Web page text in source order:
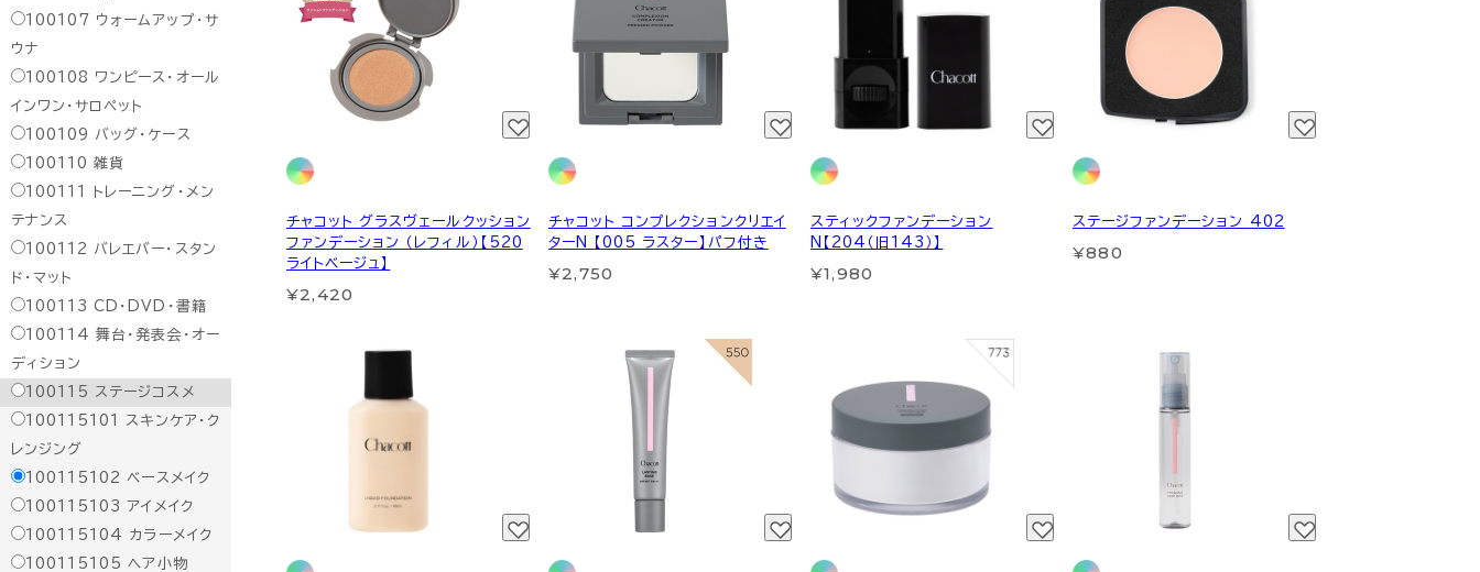
100107
ウォームアップ・サ
ウナ
100108
ワンピース・オール
インワン・サロペット
100109
バッグ・ケース
100110 雑貨
100111
トレーニング・メン
テナンス
100112
バレエバー・スタン
ド・マット
100113 CD・DVD・書籍
100114 舞台・発表会・オー
ディション
100115
ステージコスメ
100115101
スキンケア・ク
レンジング
100115102 ベースメイク
100115103 アイメイク
100115104
カラーメイク
100115105 ヘア小物
チャコット グラスヴェールクッション
ファンデーション （レフィル）【520
ライトベージュ】
¥2,420
チャコット コンプレクションクリエイ
ターN 【005 ラスター】パフ付き
¥2,750
スティックファンデーション
N【204（旧143）】
¥1,980
ステージファンデーション 402
¥880